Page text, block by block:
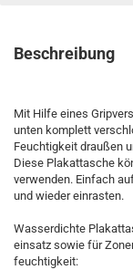
Beschreibung
Mit Hilfe eines
unten komplett
Feuchtigkeit draußen
Diese Plakattasche
verwenden. Einfach
und wieder einrasten.
Wasserdichte
einsatz sowie für
feuchtigkeit: